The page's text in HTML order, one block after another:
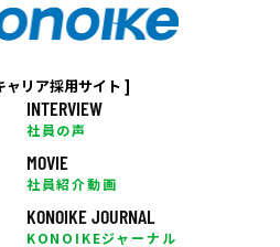
ャリア採用サイト ]
INTERVIEW
社員の声
MOVIE
社員紹介動画
KONOIKE JOURNAL
KONOIKEジャーナル